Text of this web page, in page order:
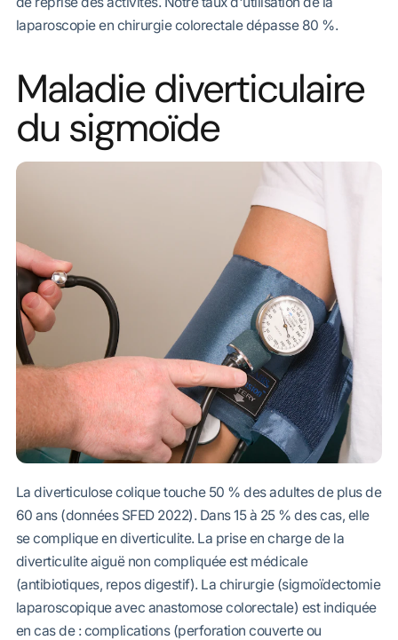
laparoscopie en chirurgie colorectale dépasse 80 %.
Maladie diverticulaire
du sigmoïde
La diverticulose colique touche 50 % des adultes de plus de
60 ans (données SFED 2022). Dans 15 à 25 % des cas, elle
se complique en diverticulite. La prise en charge de la
diverticulite aiguë non compliquée est médicale
(antibiotiques, repos digestif). La chirurgie (sigmoïdectomie
laparoscopique avec anastomose colorectale) est indiquée
en cas de : complications (perforation couverte ou